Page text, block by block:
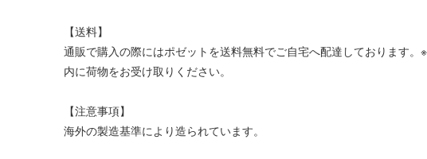
【送料】
通販で購入の際にはポゼットを送料無料でご自宅へ配達しております
内に荷物をお受け取りください。
【注意事項】
海外の製造基準により造られています。